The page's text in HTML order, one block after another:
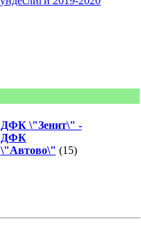
ДФК \"Зенит\" -
ДФК
\"Автово\" (15)